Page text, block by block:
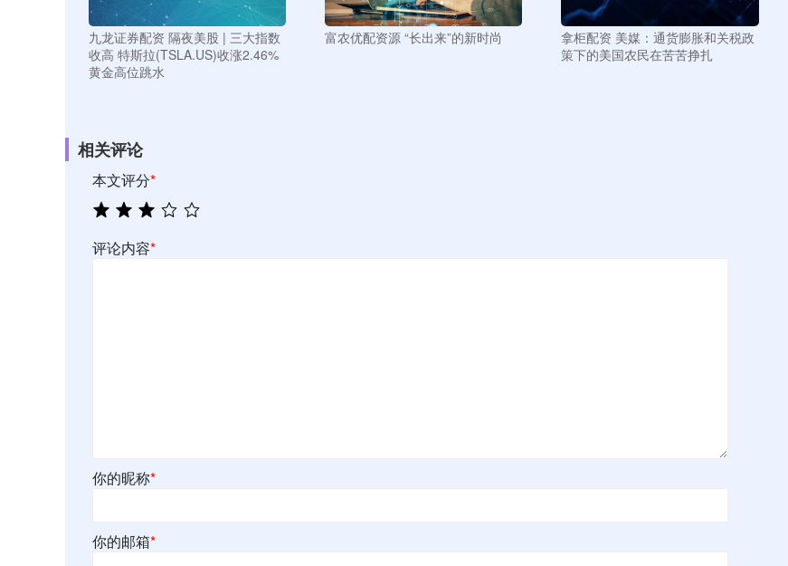
九龙证券配资 隔夜美股 | 三大指数
收高 特斯拉(TSLA.US)收涨2.46%
黄金高位跳水
富农优配资源 “长出来”的新时尚
拿柜配资 美媒：通货膨胀和关税政
策下的美国农民在苦苦挣扎
相关评论
本文评分*
评论内容*
你的昵称*
你的邮箱*